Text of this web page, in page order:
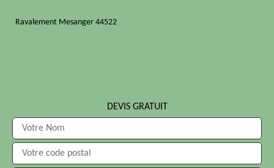
Ravalement Mesanger 44522
DEVIS GRATUIT